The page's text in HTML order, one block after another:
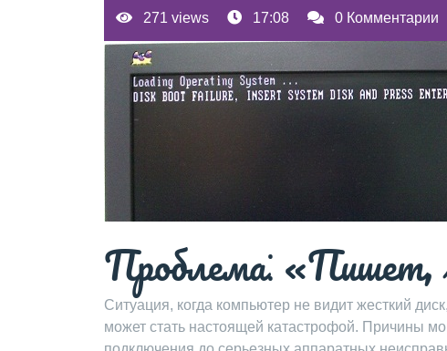
271 views 17:08 0 Комментарии
Проблема⁚ «Пишет,
Ситуация, когда компьютер не видит жесткий
может стать настоящей катастрофой. Причины